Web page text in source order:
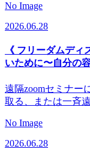
No Image
2026.06.28
《 フリーダムデ
いために〜自分の
遠隔zoomセミナー
取る、または一斉
No Image
2026.06.28